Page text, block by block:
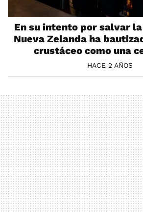
En su intento por salvar
Nueva Zelanda ha
crustáceo como una
HACE 2 AÑOS